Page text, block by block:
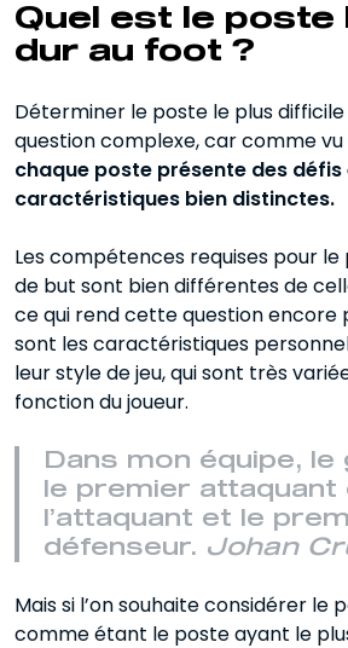
Quel est le poste
dur au foot ?
Déterminer le poste le plus
question complexe, car comme
chaque poste présente des défis
caractéristiques bien distinctes.
Les compétences requises pour
de but sont bien différentes de
ce qui rend cette question encore
sont les caractéristiques
leur style de jeu, qui sont très
fonction du joueur.
Dans mon équipe, le
le premier attaquant
l’attaquant et le
défenseur. Johan
Mais si l’on souhaite considérer le
comme étant le poste ayant le